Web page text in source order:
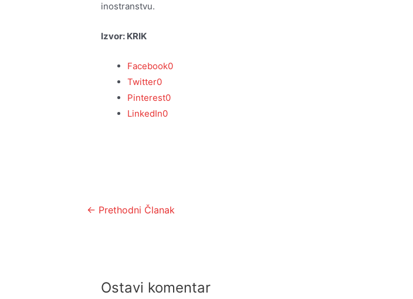
inostranstvu.
Izvor: KRIK
Facebook0
Twitter0
Pinterest0
LinkedIn0
Kretanje
← Prethodni Članak
Ostavi komentar